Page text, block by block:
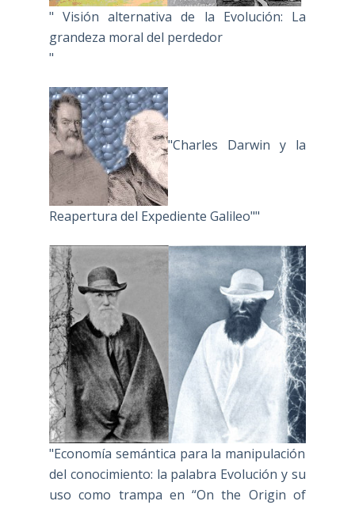
" Visión alternativa de la Evolución: La
grandeza moral del perdedor
"
"Charles Darwin y la
Reapertura del Expediente Galileo""
"Economía semántica para la manipulación
del conocimiento: la palabra Evolución y su
uso como trampa en “On the Origin of